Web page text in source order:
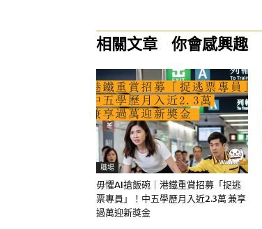
相關文章 你會感興趣
職場
毋懼AI搶飯碗｜港鐵重賞招募「捉逃
票專員」！中五學歷月入近2.3萬 兼享
過萬迎新獎金